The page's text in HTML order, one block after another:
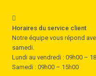
Horaires du service client
Notre équipe vous répond
samedi.
Lundi au vendredi : 09h00 –
Samedi : 09h00 – 15h00